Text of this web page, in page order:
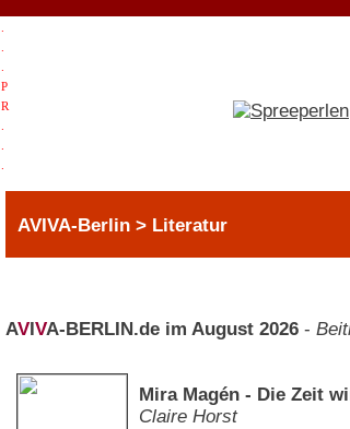
P
R
AVIVA-Berlin > Literatur
AV VA-BERLIN.de im August 2026 -
Mira Magén - Die Zeit
Claire Horst